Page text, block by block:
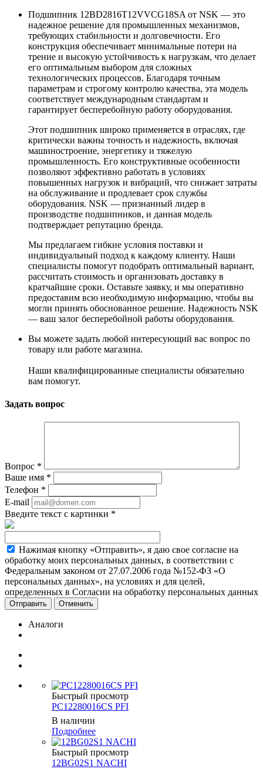
Подшипник 12BD2816T12VVCG18SA от NSK — это
надежное решение для промышленных механизмов,
требующих стабильности и долговечности. Его
конструкция обеспечивает минимальные потери на
трение и высокую устойчивость к нагрузкам, что делает
его оптимальным выбором для сложных
технологических процессов. Благодаря точным
параметрам и строгому контролю качества, эта модель
соответствует международным стандартам и
гарантирует бесперебойную работу оборудования.
Этот подшипник широко применяется в отраслях, где
критически важны точность и надежность, включая
машиностроение, энергетику и тяжелую
промышленность. Его конструктивные особенности
позволяют эффективно работать в условиях
повышенных нагрузок и вибраций, что снижает затраты
на обслуживание и продлевает срок службы
оборудования. NSK — признанный лидер в
производстве подшипников, и данная модель
подтверждает репутацию бренда.
Мы предлагаем гибкие условия поставки и
индивидуальный подход к каждому клиенту. Наши
специалисты помогут подобрать оптимальный вариант,
рассчитать стоимость и организовать доставку в
кратчайшие сроки. Оставьте заявку, и мы оперативно
предоставим всю необходимую информацию, чтобы вы
могли принять обоснованное решение. Надежность NSK
— ваш залог бесперебойной работы оборудования.
Вы можете задать любой интересующий вас вопрос по
товару или работе магазина.
Наши квалифицированные специалисты обязательно
вам помогут.
Задать вопрос
Вопрос *
Ваше имя *
Телефон *
E-mail
Введите текст с картинки *
Нажимая кнопку «Отправить», я даю свое согласие на
обработку моих персональных данных, в соответствии с
Федеральным законом от 27.07.2006 года №152-ФЗ «О
персональных данных», на условиях и для целей,
определенных в Согласии на обработку персональных данных
Отменить
Аналоги
Быстрый просмотр
PC12280016CS PFI
В наличии
Подробнее
Быстрый просмотр
12BG02S1 NACHI